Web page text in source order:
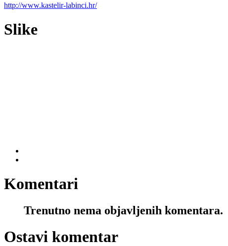
http://www.kastelir-labinci.hr/
Slike
Komentari
Trenutno nema objavljenih komentara.
Ostavi komentar